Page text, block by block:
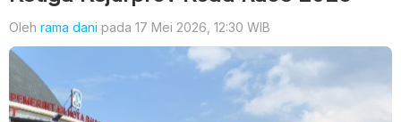
Oleh rama dani pada 17 Mei 2026, 12:30 WIB